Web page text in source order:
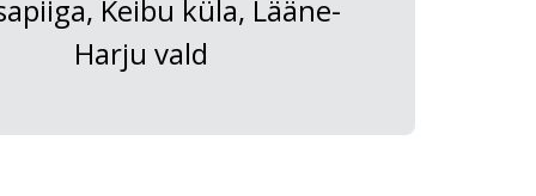
Keibu küla, Lääne-
Harju vald